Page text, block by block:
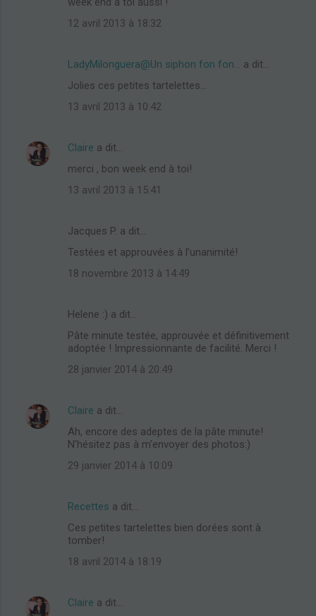
12 avril 2013 à 18:32
LadyMilonguera@Un siphon fon fon...
a dit…
Jolies ces petites tartelettes...
13 avril 2013 à 10:42
Claire a dit…
merci , bon week end à toi!
13 avril 2013 à 15:41
Jacques P. a dit…
Testées et approuvées à l’unanimité!
18 novembre 2013 à 14:49
Helene :) a dit…
Pâte minute testée, approuvée et définitivement
adoptée ! Impressionnante de facilité. Merci !
28 janvier 2014 à 20:49
Claire a dit…
Ah, encore des adeptes de la pâte minute!
N'hésitez pas à m'envoyer des photos:)
29 janvier 2014 à 10:09
Recettes a dit…
Ces petites tartelettes bien dorées sont à
tomber!
18 avril 2014 à 18:19
Claire a dit…